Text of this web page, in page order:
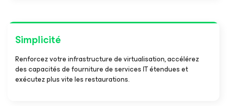
Simplicité
Renforcez votre infrastructure de virtualisation, accélérez
des capacités de fourniture de services IT étendues et
exécutez plus vite les restaurations.